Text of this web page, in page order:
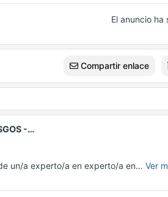
El anuncio ha
Compartir enlace
-…
un/a experto/a en experto/a en… Ver